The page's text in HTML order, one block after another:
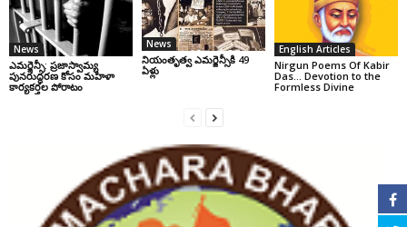
News
ఎమర్జెన్సీ: ప్రజాస్వామ్య
పునరుద్ధరణ కోసం మహిళా
కార్యకర్తల పోరాటం
News
నియంతృత్వ ఎమర్జెన్సీకి 49
ఏళ్లు
English Articles
Nirgun Poems Of Kabir
Das… Devotion to the
Formless Divine